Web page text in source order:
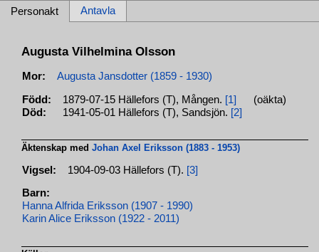
Personakt Antavla
Augusta Vilhelmina Olsson
Mor: Augusta Jansdotter (1859 - 1930)
Född: 1879-07-15 Hällefors (T), Mången. [1]
(oäkta)
Död:
1941-05-01 Hällefors (T), Sandsjön. [2]
Äktenskap medJohan Axel Eriksson (1883 - 1953)
Vigsel: 1904-09-03 Hällefors (T). [3]
Barn:
Hanna Alfrida Eriksson (1907 - 1990)
Karin Alice Eriksson (1922 - 2011)